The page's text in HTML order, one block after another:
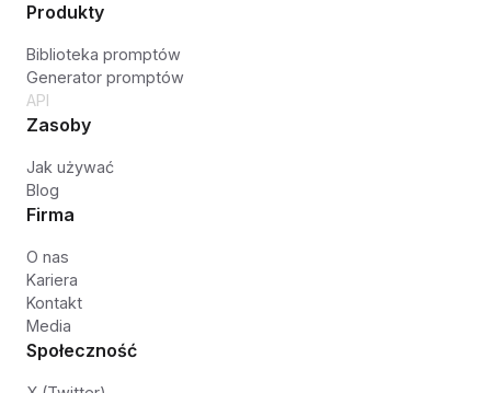
Produkty
Biblioteka promptów
Generator promptów
API
Zasoby
Jak używać
Blog
Firma
O nas
Kariera
Kontakt
Media
Społeczność